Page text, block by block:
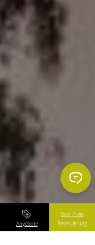
Angebote
Best Preis
Reservierung